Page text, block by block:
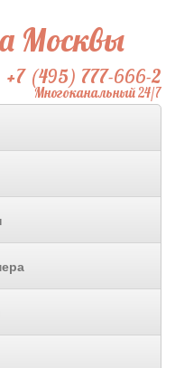
Москвы
+7 (495) 777-666-2
Многоканальный 24/7